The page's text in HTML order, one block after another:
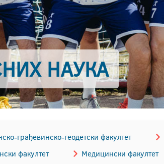
НАУКА
грађевинскo-геодетски факултет
факултет Медицински факултет